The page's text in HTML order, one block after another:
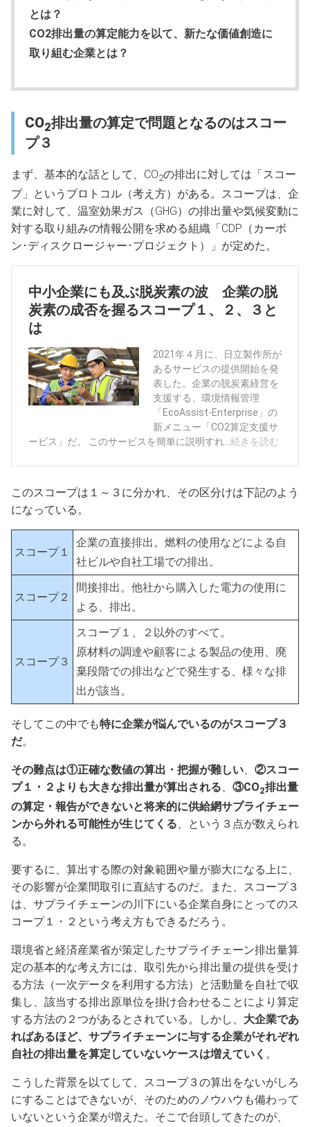
とは？
CO2排出量の算定能力を以て、新たな価値創造に
取り組む企業とは？
CO2排出量の算定で問題となるのはスコー
プ３
まず、基本的な話として、CO2の排出に対しては「スコー
プ」というプロトコル（考え方）がある。スコープは、企
業に対して、温室効果ガス（GHG）の排出量や気候変動に
対する取り組みの情報公開を求める組織「CDP（カーボ
ン･ディスクロージャー･プロジェクト）」が定めた。
このスコープは１～３に分かれ、その区分けは下記のよう
になっている。
スコープ１
企業の直接排出。燃料の使用などによる自
社ビルや自社工場での排出。
スコープ２
間接排出。他社から購入した電力の使用に
よる、排出。
スコープ３
スコープ１、２以外のすべて。
原材料の調達や顧客による製品の使用、廃
棄段階での排出などで発生する、様々な排
出が該当。
そしてこの中でも特に企業が悩んでいるのがスコープ３
だ。
その難点は①正確な数値の算出・把握が難しい、 ②スコー
プ１・２よりも大きな排出量が算出される、 ③CO2排出量
の算定・報告ができないと将来的に供給網サプライチェー
ンから外れる可能性が生じてくる、という３点が数えられ
る。
要するに、算出する際の対象範囲や量が膨大になる上に、
その影響が企業間取引に直結するのだ。また、スコープ３
は、サプライチェーンの川下にいる企業自身にとってのス
コープ１・２という考え方もできるだろう。
環境省と経済産業省が策定したサプライチェーン排出量算
定の基本的な考え方には、取引先から排出量の提供を受け
る方法（一次データを利用する方法）と活動量を自社で収
集し、該当する排出原単位を掛け合わせることにより算定
する方法の２つがあるとされている。しかし、 大企業であ
ればあるほど、サプライチェーンに与する企業がそれぞれ
自社の排出量を算定していないケースは増えていく 。
こうした背景を以てして、スコープ３の算出をないがしろ
にすることはできないが、そのためのノウハウも備わって
いないという企業が増えた。そこで台頭してきたのが、